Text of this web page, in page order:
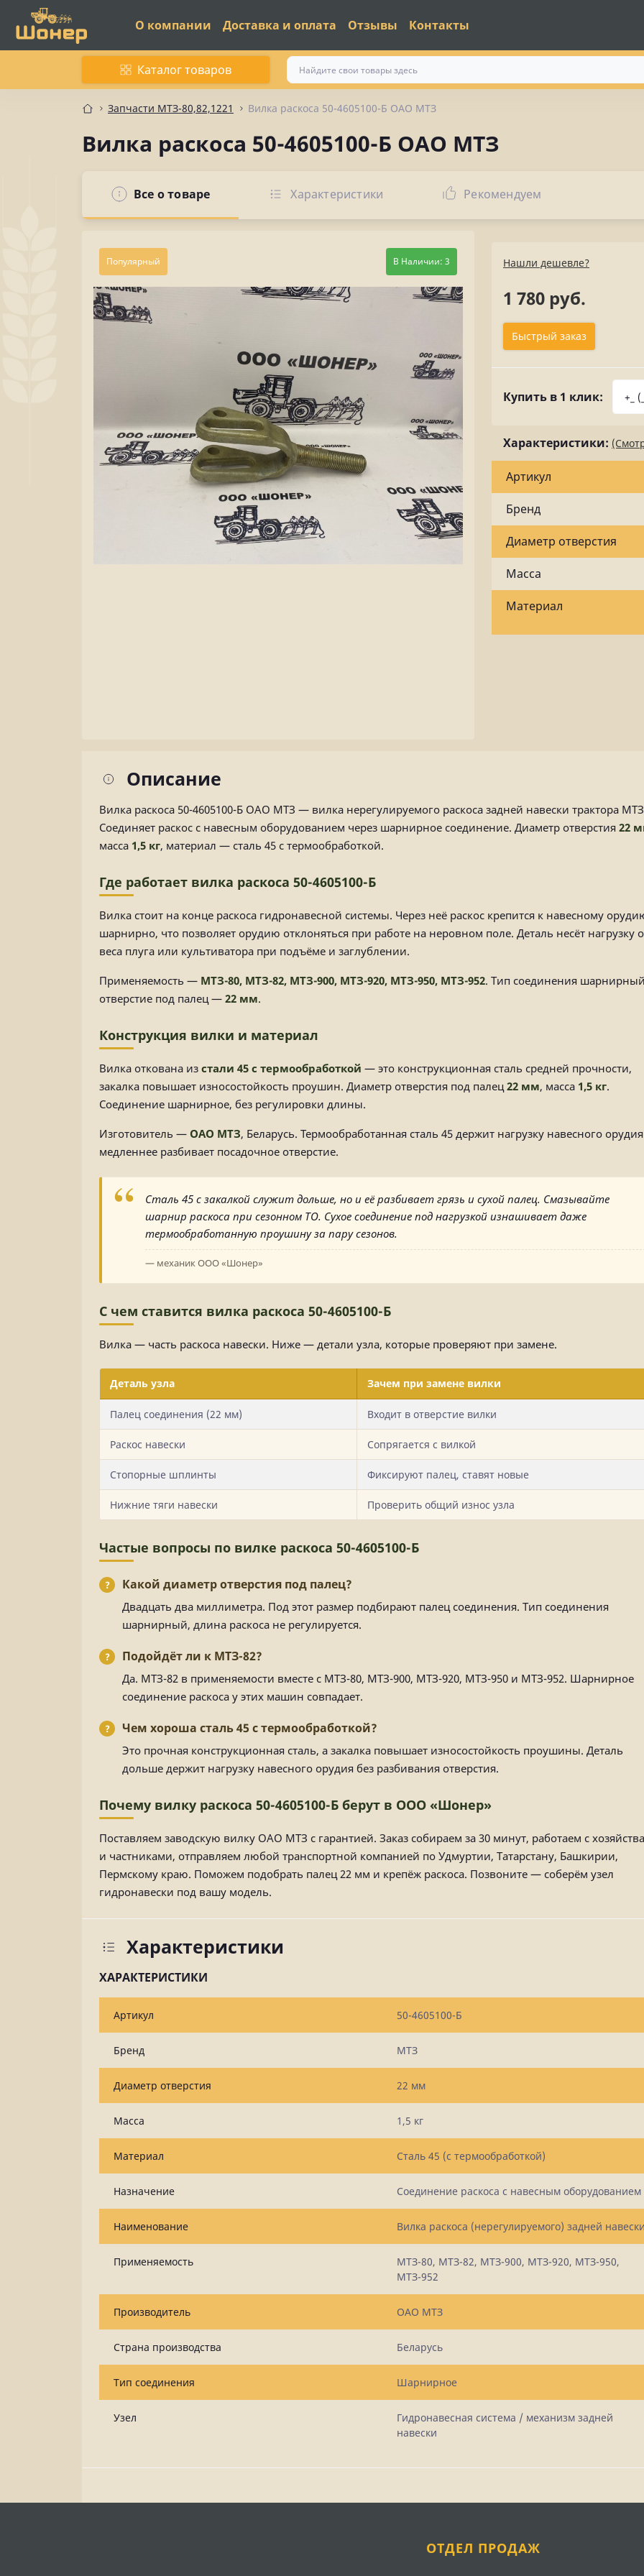
О компании Доставка и оплата Отзывы Контакты
Каталог товаров
Запчасти МТЗ-80,82,1221 Вилка раскоса 50-4605100-Б ОАО МТЗ
Вилка раскоса 50-4605100-Б ОАО МТЗ
Все о товаре Характеристики Рекомендуем
Популярный В Наличии: 3 Нашли дешевле?
1 780 руб.
Быстрый заказ
Купить в 1 клик:
Характеристики:
Артикул
Бренд
Диаметр отверстия
Масса
Материал
Описание
Вилка раскоса 50-4605100-Б ОАО МТЗ — вилка нерегулируемого раскоса задней навески трактора
Соединяет раскос с навесным оборудованием через шарнирное соединение. Диаметр отверстия 22
масса 1,5 кг, материал — сталь 45 с термообработкой.
Где работает вилка раскоса 50-4605100-Б
Вилка стоит на конце раскоса гидронавесной системы. Через неё раскос крепится к навесному
шарнирно, что позволяет орудию отклоняться при работе на неровном поле. Деталь несёт нагрузку
веса плуга или культиватора при подъёме и заглублении.
Применяемость — МТЗ-80, МТЗ-82, МТЗ-900, МТЗ-920, МТЗ-950, МТЗ-952. Тип соединения
отверстие под палец — 22 мм.
Конструкция вилки и материал
Вилка откована из стали 45 с термообработкой — это конструкционная сталь средней прочности,
закалка повышает износостойкость проушин. Диаметр отверстия под палец22 мм, масса 1,5 кг.
Соединение шарнирное, без регулировки длины.
Изготовитель — ОАО МТЗ, Беларусь. Термообработанная сталь 45 держит нагрузку навесного
медленнее разбивает посадочное отверстие.
Сталь 45 с закалкой служит дольше, но и её разбивает грязь и сухой палец. Смазывайте
шарнир раскоса при сезонном ТО. Сухое соединение под нагрузкой изнашивает даже
термообработанную проушину за пару сезонов.
— механик ООО «Шонер»
С чем ставится вилка раскоса 50-4605100-Б
Вилка — часть раскоса навески. Ниже — детали узла, которые проверяют при замене.
Деталь узла Зачем при замене вилки
Палец соединения (22 мм) Входит в отверстие вилки
Раскос навески Сопрягается с вилкой
Стопорные шплинты Фиксируют палец, ставят новые
Нижние тяги навески Проверить общий износ узла
Частые вопросы по вилке раскоса 50-4605100-Б
Какой диаметр отверстия под палец?
Двадцать два миллиметра. Под этот размер подбирают палец соединения. Тип соединения
шарнирный, длина раскоса не регулируется.
Подойдёт ли к МТЗ-82?
Да. МТЗ-82 в применяемости вместе с МТЗ-80, МТЗ-900, МТЗ-920, МТЗ-950 и МТЗ-952. Шарнирное
соединение раскоса у этих машин совпадает.
Чем хороша сталь 45 с термообработкой?
Это прочная конструкционная сталь, а закалка повышает износостойкость проушины. Деталь
дольше держит нагрузку навесного орудия без разбивания отверстия.
Почему вилку раскоса 50-4605100-Б берут в ООО «Шонер»
Поставляем заводскую вилку ОАО МТЗ с гарантией. Заказ собираем за 30 минут, работаем с
и частниками, отправляем любой транспортной компанией по Удмуртии, Татарстану, Башкирии,
Пермскому краю. Поможем подобрать палец 22 мм и крепёж раскоса. Позвоните — соберём узел
гидронавески под вашу модель.
Характеристики
ХАРАКТЕРИСТИКИ
Артикул 50-4605100-Б
Бренд МТЗ
Диаметр отверстия 22 мм
Масса 1,5 кг
Материал Сталь 45 (с термообработкой)
Назначение Соединение раскоса с навесным оборудованием
Наименование Вилка раскоса (нерегулируемого) задней
Применяемость
МТЗ-80, МТЗ-82, МТЗ-900, МТЗ-920, МТЗ-950,
МТЗ-952
Производитель ОАО МТЗ
Страна производства Беларусь
Тип соединения Шарнирное
Узел
Гидронавесная система / механизм задней
навески
ОТДЕЛ ПРОДАЖ